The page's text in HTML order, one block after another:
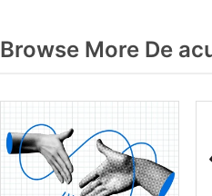
Browse More De